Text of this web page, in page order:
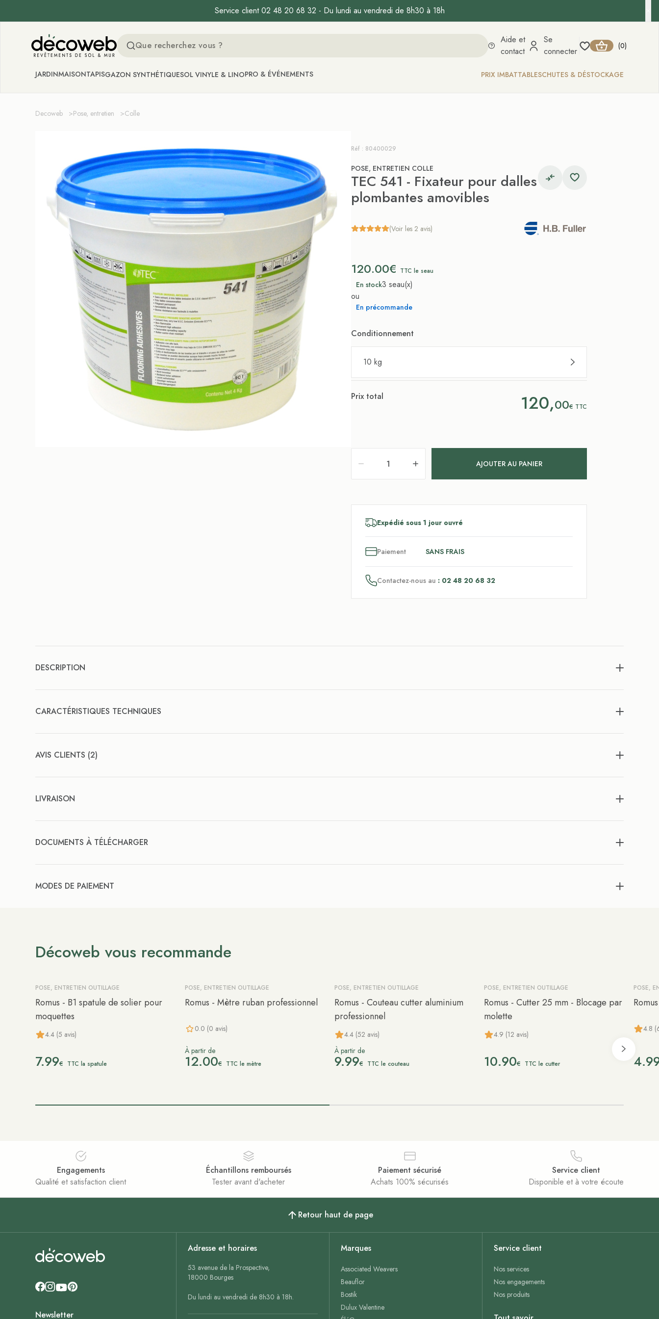
Service client 02 48 20 68 32 - Du lundi au vendredi de 8h30 à 18h
Decoweb
Aide et
contact
Se
connecter
(0)
JARDINMAISONTAPISGAZON SYNTHÉTIQUESOL VINYLE & LINOPRO & ÉVÉNEMENTS PRIX IMBATTABLESCHUTES & DÉSTOCKAGE
Decoweb >Pose, entretien >Colle
Réf : 80400029
POSE, ENTRETIEN COLLE
TEC 541 - Fixateur pour dalles
plombantes amovibles
(Voir les 2 avis)
120.00€ TTC le seau
En stock3 seau(x)
ou
En précommande
Conditionnement
10 kg
Prix total 120,00€ TTC
AJOUTER AU PANIER
Expédié sous 1 jour ouvré
Paiement SANS FRAIS
Contactez-nous au : 02 48 20 68 32
DESCRIPTION
CARACTÉRISTIQUES TECHNIQUES
AVIS CLIENTS (2)
LIVRAISON
DOCUMENTS À TÉLÉCHARGER
MODES DE PAIEMENT
Décoweb vous recommande
POSE, ENTRETIEN OUTILLAGE
Romus - B1 spatule de solier pour
moquettes
4.4 (5 avis)
7.99€ TTC la spatule
POSE, ENTRETIEN OUTILLAGE
Romus - Mètre ruban professionnel
0.0 (0 avis)
À partir de
12.00€ TTC le mètre
POSE, ENTRETIEN OUTILLAGE
Romus - Couteau cutter aluminium
professionnel
4.4 (52 avis)
À partir de
9.99€ TTC le couteau
POSE, ENTRETIEN OUTILLAGE
Romus - Cutter 25 mm - Blocage par
molette
4.9 (12 avis)
10.90€ TTC le cutter
POSE,
4.8
Engagements
Qualité et satisfaction client
Échantillons remboursés
Tester avant d'acheter
Paiement sécurisé
Achats 100% sécurisés
Service client
Disponible et à votre écoute
Retour haut de page
Newsletter
Adresse et horaires
53 avenue de la Prospective,
18000 Bourges
Du lundi au vendredi de 8h30 à 18h.
Marques
Associated Weavers
Beauflor
Bostik
Dulux Valentine
Service client
Nos services
Nos engagements
Nos produits